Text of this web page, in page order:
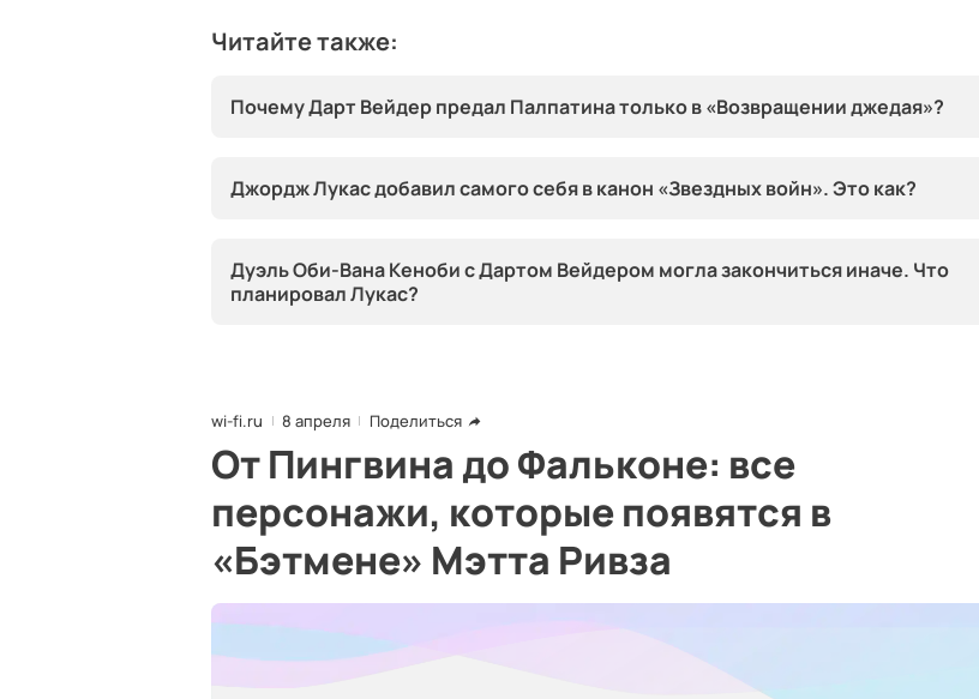
Читайте также:
Почему Дарт Вейдер предал Палпатина только в «Возвращении джедая»?
Джордж Лукас добавил самого себя в канон «Звездных войн». Это как?
Дуэль Оби-Вана Кеноби с Дартом Вейдером могла закончиться иначе. Что
планировал Лукас?
wi-fi.ru 8 апреля Поделиться
От Пингвина до Фальконе: все
персонажи, которые появятся в
«Бэтмене» Мэтта Ривза